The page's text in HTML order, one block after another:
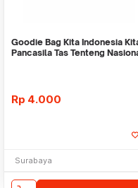
Goodie Bag Kita Indonesia
Pancasila Tas Tenteng
Rp 4.000
Surabaya